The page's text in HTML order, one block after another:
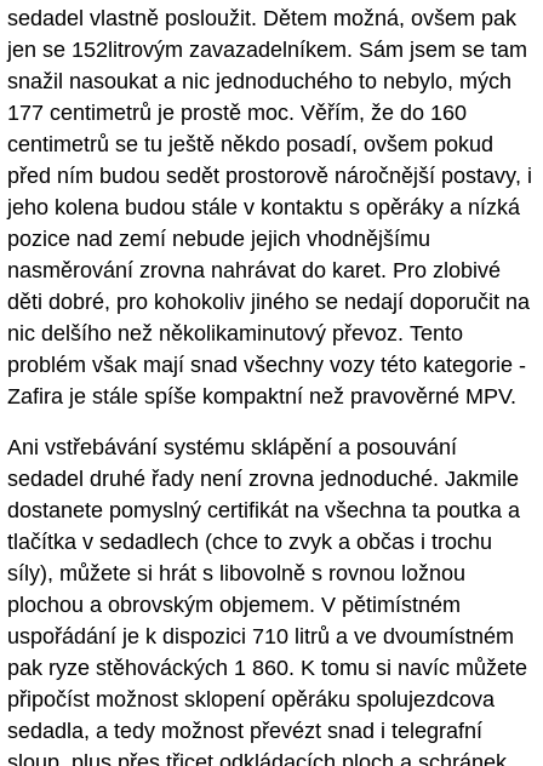
sedadel vlastně posloužit. Dětem možná, ovšem pak
jen se 152litrovým zavazadelníkem. Sám jsem se tam
snažil nasoukat a nic jednoduchého to nebylo, mých
177 centimetrů je prostě moc. Věřím, že do 160
centimetrů se tu ještě někdo posadí, ovšem pokud
před ním budou sedět prostorově náročnější postavy, i
jeho kolena budou stále v kontaktu s opěráky a nízká
pozice nad zemí nebude jejich vhodnějšímu
nasměrování zrovna nahrávat do karet. Pro zlobivé
děti dobré, pro kohokoliv jiného se nedají doporučit na
nic delšího než několikaminutový převoz. Tento
problém však mají snad všechny vozy této kategorie -
Zafira je stále spíše kompaktní než pravověrné MPV.
Ani vstřebávání systému sklápění a posouvání
sedadel druhé řady není zrovna jednoduché. Jakmile
dostanete pomyslný certifikát na všechna ta poutka a
tlačítka v sedadlech (chce to zvyk a občas i trochu
síly), můžete si hrát s libovolně s rovnou ložnou
plochou a obrovským objemem. V pětimístném
uspořádání je k dispozici 710 litrů a ve dvoumístném
pak ryze stěhováckých 1 860. K tomu si navíc můžete
připočíst možnost sklopení opěráku spolujezdcova
sedadla, a tedy možnost převézt snad i telegrafní